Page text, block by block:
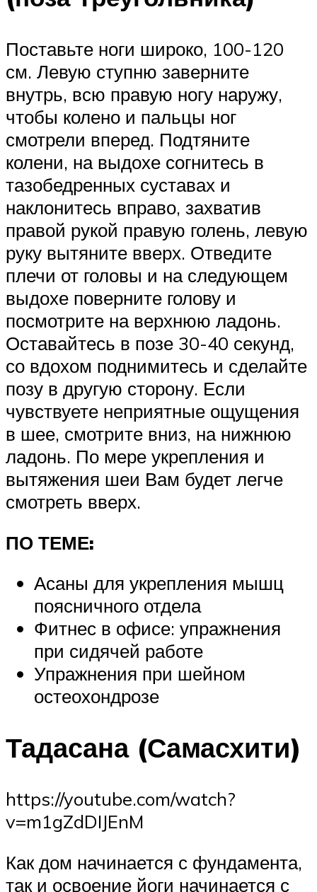
Поставьте ноги широко, 100-120
см. Левую ступню заверните
внутрь, всю правую ногу наружу,
чтобы колено и пальцы ног
смотрели вперед. Подтяните
колени, на выдохе согнитесь в
тазобедренных суставах и
наклонитесь вправо, захватив
правой рукой правую голень, левую
руку вытяните вверх. Отведите
плечи от головы и на следующем
выдохе поверните голову и
посмотрите на верхнюю ладонь.
Оставайтесь в позе 30-40 секунд,
со вдохом поднимитесь и сделайте
позу в другую сторону. Если
чувствуете неприятные ощущения
в шее, смотрите вниз, на нижнюю
ладонь. По мере укрепления и
вытяжения шеи Вам будет легче
смотреть вверх.
ПО ТЕМЕ:
Асаны для укрепления мышц
поясничного отдела
Фитнес в офисе: упражнения
при сидячей работе
Упражнения при шейном
остеохондрозе
Тадасана (Самасхити)
https://youtube.com/watch?
v=m1gZdDIJEnM
Как дом начинается с фундамента,
так и освоение йоги начинается с